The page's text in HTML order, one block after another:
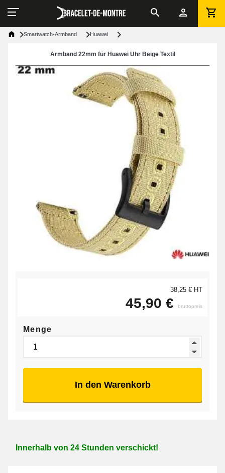
Smartwatch-Armband Huawei
Armband 22mm für Huawei Uhr Beige Textil
38,25 € HT
45,90 € bruttopreis
Menge
In den Warenkorb
Innerhalb von 24 Stunden verschickt!